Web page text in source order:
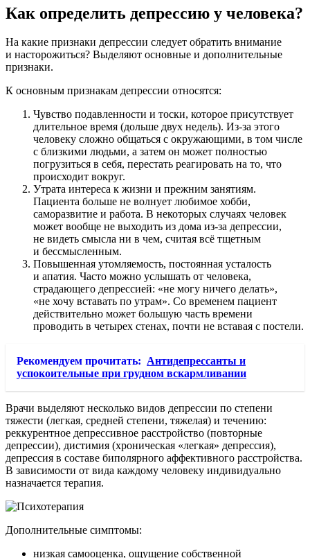
Как определить депрессию у человека?
На какие признаки депрессии следует обратить внимание
и насторожиться? Выделяют основные и дополнительные
признаки.
К основным признакам депрессии относятся:
Чувство подавленности и тоски, которое присутствует
длительное время (дольше двух недель). Из-за этого
человеку сложно общаться с окружающими, в том числе
с близкими людьми, а затем он может полностью
погрузиться в себя, перестать реагировать на то, что
происходит вокруг.
Утрата интереса к жизни и прежним занятиям.
Пациента больше не волнует любимое хобби,
саморазвитие и работа. В некоторых случаях человек
может вообще не выходить из дома из-за депрессии,
не видеть смысла ни в чем, считая всё тщетным
и бессмысленным.
Повышенная утомляемость, постоянная усталость
и апатия. Часто можно услышать от человека,
страдающего депрессией: «не могу ничего делать»,
«не хочу вставать по утрам». Со временем пациент
действительно может большую часть времени
проводить в четырех стенах, почти не вставая с постели.
Рекомендуем прочитать: Антидепрессанты и
успокоительные при грудном вскармливании
Врачи выделяют несколько видов депрессии по степени
тяжести (легкая, средней степени, тяжелая) и течению:
реккурентное депрессивное расстройство (повторные
депрессии), дистимия (хроническая «легкая» депрессия),
депрессия в составе биполярного аффективного расстройства.
В зависимости от вида каждому человеку индивидуально
назначается терапия.
Дополнительные симптомы:
низкая самооценка, ощущение собственной